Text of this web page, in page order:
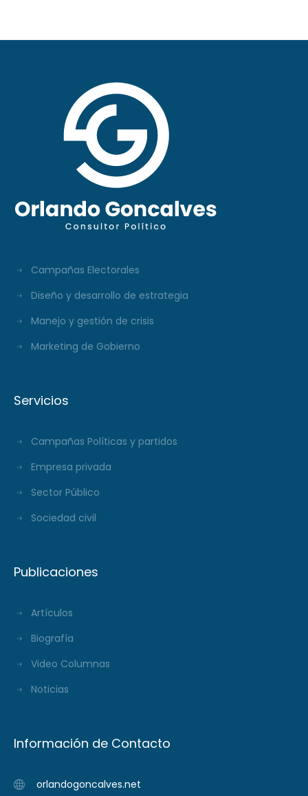
Campañas Electorales
Diseño y desarrollo de estrategia
Manejo y gestión de crisis
Marketing de Gobierno
Servicios
Campañas Políticas y partidos
Empresa privada
Sector Público
Sociedad civil
Publicaciones
Artículos
Biografía
Video Columnas
Noticias
Información de Contacto
orlandogoncalves.net